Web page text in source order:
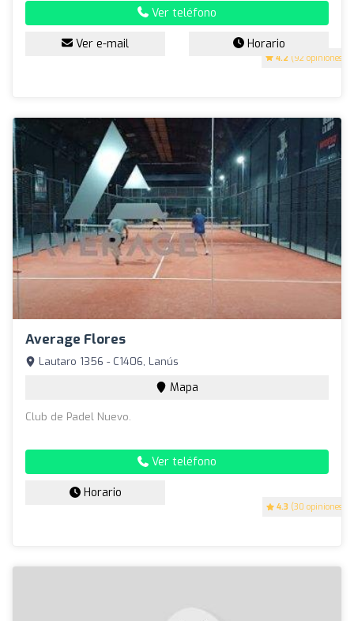
4.2 (92 opiniones)
Ver teléfono
Ver e-mail Horario
Average Flores
4.3 (30 opiniones)
Lautaro 1356 - C1406, Lanús
Mapa
Club de Padel Nuevo.
Ver teléfono
Horario